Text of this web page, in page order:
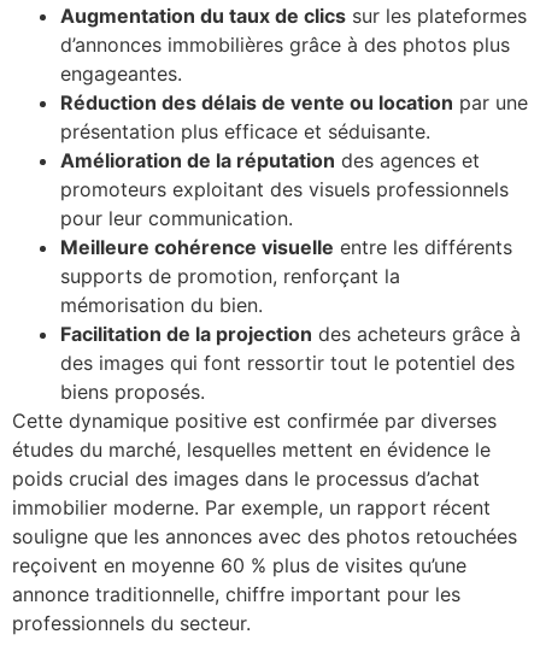
Augmentation du taux de clics sur les plateformes
d’annonces immobilières grâce à des photos plus
engageantes.
Réduction des délais de vente ou location par une
présentation plus efficace et séduisante.
Amélioration de la réputation des agences et
promoteurs exploitant des visuels professionnels
pour leur communication.
Meilleure cohérence visuelle entre les différents
supports de promotion, renforçant la
mémorisation du bien.
Facilitation de la projection des acheteurs grâce à
des images qui font ressortir tout le potentiel des
biens proposés.
Cette dynamique positive est confirmée par diverses
études du marché, lesquelles mettent en évidence le
poids crucial des images dans le processus d’achat
immobilier moderne. Par exemple, un rapport récent
souligne que les annonces avec des photos retouchées
reçoivent en moyenne 60 % plus de visites qu’une
annonce traditionnelle, chiffre important pour les
professionnels du secteur.